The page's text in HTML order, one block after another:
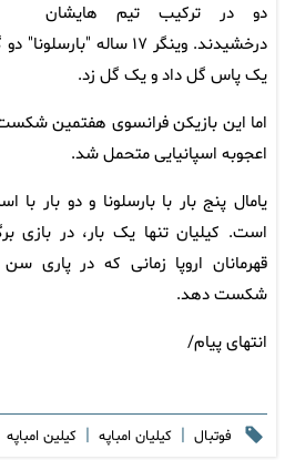
دو در ترکیب تیم هایشان
درخشیدند. وینگر ۱۷ ساله
یک پاس گل داد و یک گل زد.
اما این بازیکن فرانسوی هفتمین
اعجوبه‌ اسپانیایی متحمل شد.
یامال پنج بار با بارسلونا و دو بار با
است. کیلیان تنها یک بار، در بازی
قهرمانان اروپا زمانی که در پاری
شکست دهد.
انتهای پیام/
فوتبال | کیلیان امباپه | کیلین امباپه